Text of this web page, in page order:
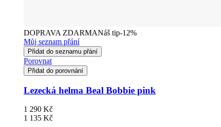
DOPRAVA ZDARMANáš tip-12%
Můj seznam přání
Přidat do seznamu přání
Porovnat
Přidat do porovnání
Lezecká helma Beal Bobbie pink
1 290 Kč
1 135 Kč